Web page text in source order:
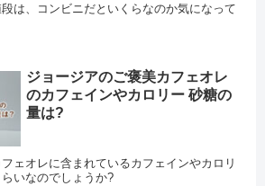
は、コンビニだといくらなのか気になって
ジョージアのご褒美カフェオレ
のカフェインやカロリー 砂糖の
量は?
ェオレに含まれているカフェインやカロリ
いなのでしょうか?